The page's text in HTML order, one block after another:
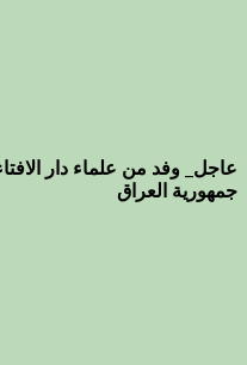
عاجل_ وفد من علماء دار
جمهورية العراق